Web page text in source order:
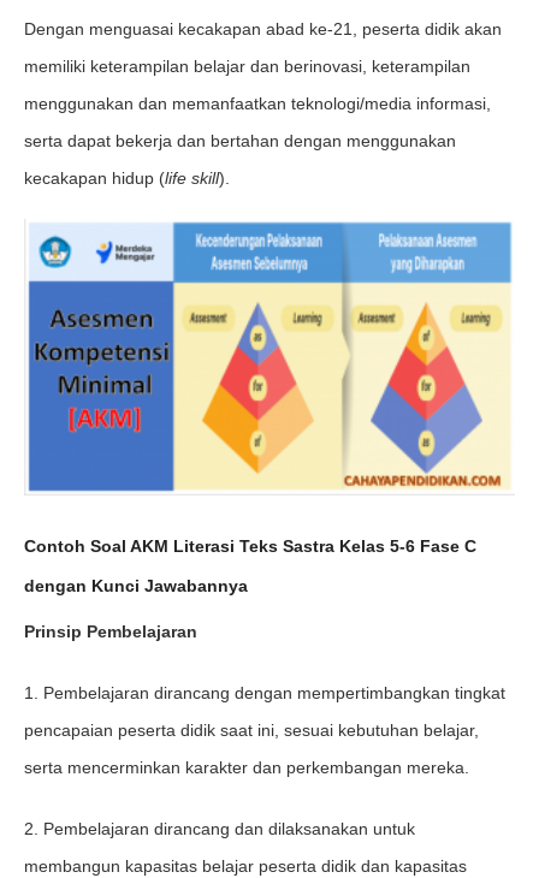
Dengan menguasai kecakapan abad ke-21, peserta didik akan
memiliki keterampilan belajar dan berinovasi, keterampilan
menggunakan dan memanfaatkan teknologi/media informasi,
serta dapat bekerja dan bertahan dengan menggunakan
kecakapan hidup (life skill).
Contoh Soal AKM Literasi Teks Sastra Kelas 5-6 Fase C
dengan Kunci Jawabannya
Prinsip Pembelajaran
1. Pembelajaran dirancang dengan mempertimbangkan tingkat
pencapaian peserta didik saat ini, sesuai kebutuhan belajar,
serta mencerminkan karakter dan perkembangan mereka.
2. Pembelajaran dirancang dan dilaksanakan untuk
membangun kapasitas belajar peserta didik dan kapasitas